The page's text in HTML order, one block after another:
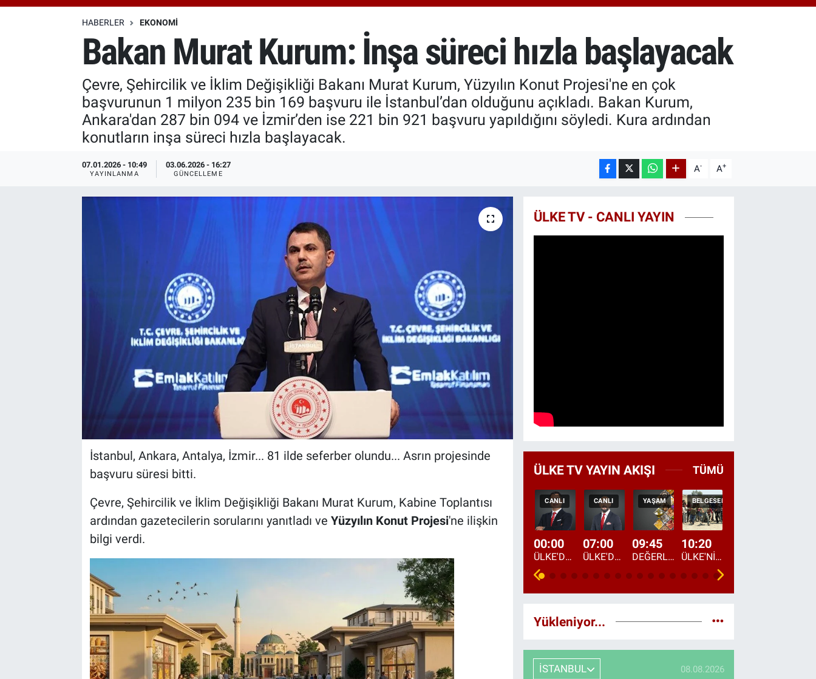
64.944,08
%-0.18
HABERLER EKONOMI
Bakan Murat Kurum: İnşa süreci hızla başlayacak
Çevre, Şehircilik ve İklim Değişikliği Bakanı Murat Kurum, Yüzyılın Konut Projesi'ne en çok
başvurunun 1 milyon 235 bin 169 başvuru ile İstanbul’dan olduğunu açıkladı. Bakan Kurum,
Ankara'dan 287 bin 094 ve İzmir’den ise 221 bin 921 başvuru yapıldığını söyledi. Kura ardından
konutların inşa süreci hızla başlayacak.
07.01.2026 - 10:49
YAYINLANMA
03.06.2026 - 16:27
GÜNCELLEME A- A+
İstanbul, Ankara, Antalya, İzmir... 81 ilde seferber olundu... Asrın projesinde
başvuru süresi bitti.
Çevre, Şehircilik ve İklim Değişikliği Bakanı Murat Kurum, Kabine Toplantısı
ardından gazetecilerin sorularını yanıtladı ve Yüzyılın Konut Projesi'ne ilişkin
bilgi verdi.
ÜLKE TV - CANLI YAYIN
ÜLKE TV YAYIN AKIŞI TÜMÜ
CANLI
00:00
ÜLKE'DE BU GECE
CANLI
07:00
ÜLKE'DE HAFTA SONU
YAŞAM
09:45
DEĞERLERİN DAVETİ
BELGESEL
10:20
ÜLKE'NİN ÇOCUKLARI
Yükleniyor...
İSTANBUL 08.08.2026
Özel Haberler
Özel Haberler
Erişim Bilgileri
Haber Arşivi